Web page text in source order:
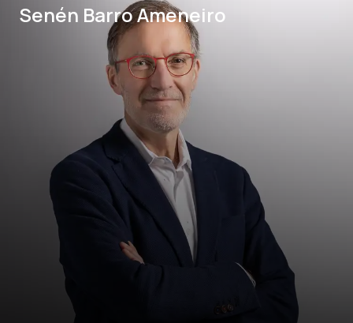
Senén Barro Ameneiro